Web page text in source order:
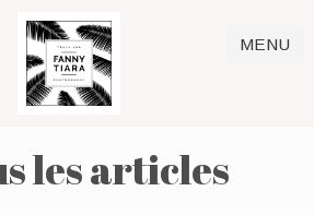
MENU
les articles